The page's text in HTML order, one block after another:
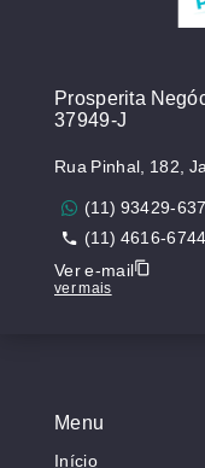
Menu
Início
Prosperita
37949-J
Rua Pinhal, 182,
(11) 93429-
(11) 4616-6744
Ver e-mail
ver mais